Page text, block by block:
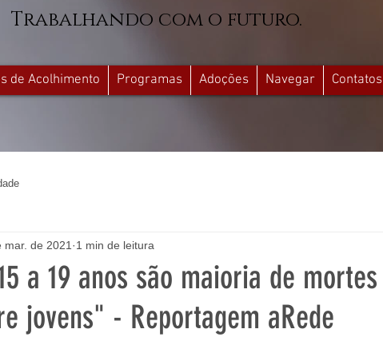
Trabalhando com o futuro.
de Acolhimento Programas Adoções Navegar Contatos
a 19 anos são maioria de mortes
jovens" - Reportagem aRede
mar. de 2021 1 min de leitura